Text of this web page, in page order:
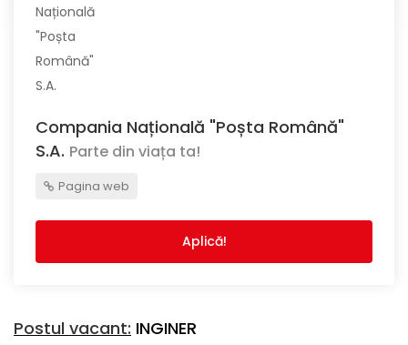
Compania Națională "Poșta Română"
S.A. Parte din viața ta!
Pagina web
Aplică!
Postul vacant: INGINER